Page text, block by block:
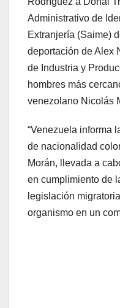
Administrativo de
Extranjería (Saime)
deportación de Alex
de Industria y
hombres más
venezolano Nicolás
“Venezuela informa
de nacionalidad
Morán, llevada a
en cumplimiento de
legislación
organismo en un